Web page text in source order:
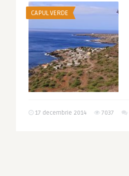
CAPUL VERDE
17 decembrie 2014 7037